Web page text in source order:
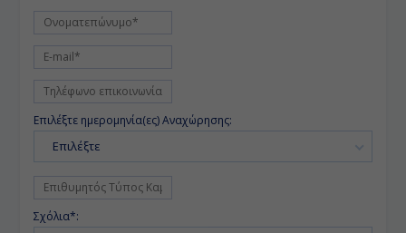
Επιλέξτε ημερομηνία(ες) Αναχώρησης:
Επιλέξτε
Σχόλια*: